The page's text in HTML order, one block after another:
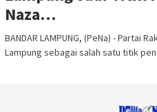
Naza…
BANDAR LAMPUNG, (PeNa) - Partai
Lampung sebagai salah satu titik